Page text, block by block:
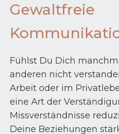
Gewaltfreie
Fühlst Du Dich
anderen nicht
Arbeit oder im
eine Art der
Missverständnisse
Deine Beziehungen